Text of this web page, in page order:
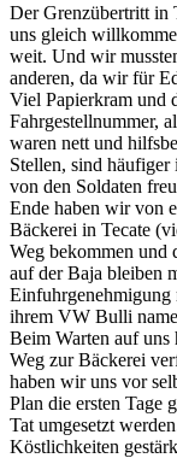
Der Grenzübertritt in
uns gleich
weit. Und wir
anderen, da wir für
Viel Papierkram und
Fahrgestellnummer,
waren nett und
Stellen, sind
von den Soldaten
Ende haben wir von
Bäckerei in Tecate
Weg bekommen und
auf der Baja bleiben
ihrem VW Bulli
Beim Warten auf uns
Weg zur Bäckerei
haben wir uns vor
Plan die ersten Tage
Tat umgesetzt
Köstlichkeiten